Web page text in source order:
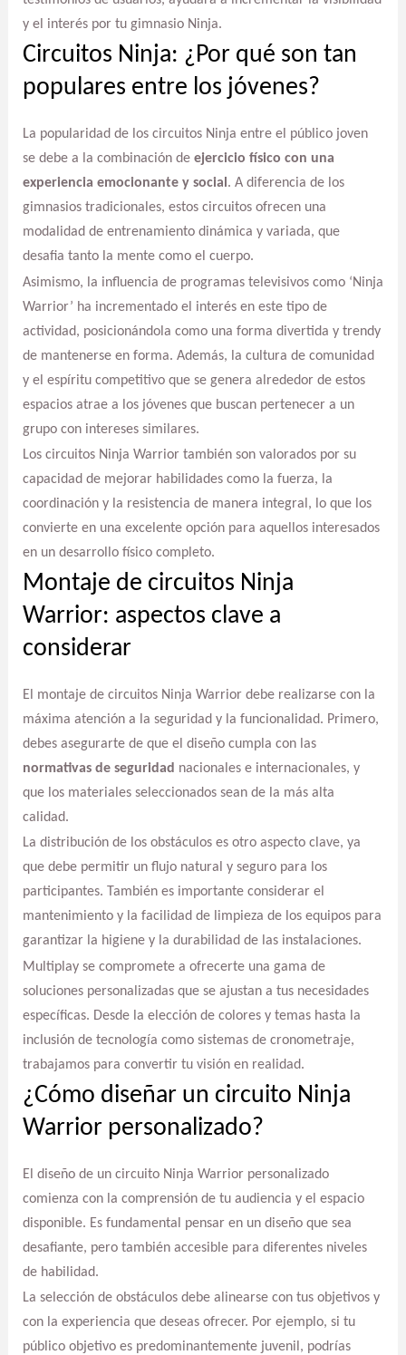
y el interés por tu gimnasio Ninja.
Circuitos Ninja: ¿Por qué son tan
populares entre los jóvenes?
La popularidad de los circuitos Ninja entre el público joven
se debe a la combinación de ejercicio físico con una
experiencia emocionante y social . A diferencia de los
gimnasios tradicionales, estos circuitos ofrecen una
modalidad de entrenamiento dinámica y variada, que
desafia tanto la mente como el cuerpo.
Asimismo, la influencia de programas televisivos como ‘Ninja
Warrior’ ha incrementado el interés en este tipo de
actividad, posicionándola como una forma divertida y trendy
de mantenerse en forma. Además, la cultura de comunidad
y el espíritu competitivo que se genera alrededor de estos
espacios atrae a los jóvenes que buscan pertenecer a un
grupo con intereses similares.
Los circuitos Ninja Warrior también son valorados por su
capacidad de mejorar habilidades como la fuerza, la
coordinación y la resistencia de manera integral, lo que los
convierte en una excelente opción para aquellos interesados
en un desarrollo físico completo.
Montaje de circuitos Ninja
Warrior: aspectos clave a
considerar
El montaje de circuitos Ninja Warrior debe realizarse con la
máxima atención a la seguridad y la funcionalidad. Primero,
debes asegurarte de que el diseño cumpla con las
normativas de seguridad nacionales e internacionales, y
que los materiales seleccionados sean de la más alta
calidad.
La distribución de los obstáculos es otro aspecto clave, ya
que debe permitir un flujo natural y seguro para los
participantes. También es importante considerar el
mantenimiento y la facilidad de limpieza de los equipos para
garantizar la higiene y la durabilidad de las instalaciones.
Multiplay se compromete a ofrecerte una gama de
soluciones personalizadas que se ajustan a tus necesidades
específicas. Desde la elección de colores y temas hasta la
inclusión de tecnología como sistemas de cronometraje,
trabajamos para convertir tu visión en realidad.
¿Cómo diseñar un circuito Ninja
Warrior personalizado?
El diseño de un circuito Ninja Warrior personalizado
comienza con la comprensión de tu audiencia y el espacio
disponible. Es fundamental pensar en un diseño que sea
desafiante, pero también accesible para diferentes niveles
de habilidad.
La selección de obstáculos debe alinearse con tus objetivos y
con la experiencia que deseas ofrecer. Por ejemplo, si tu
público objetivo es predominantemente juvenil, podrías